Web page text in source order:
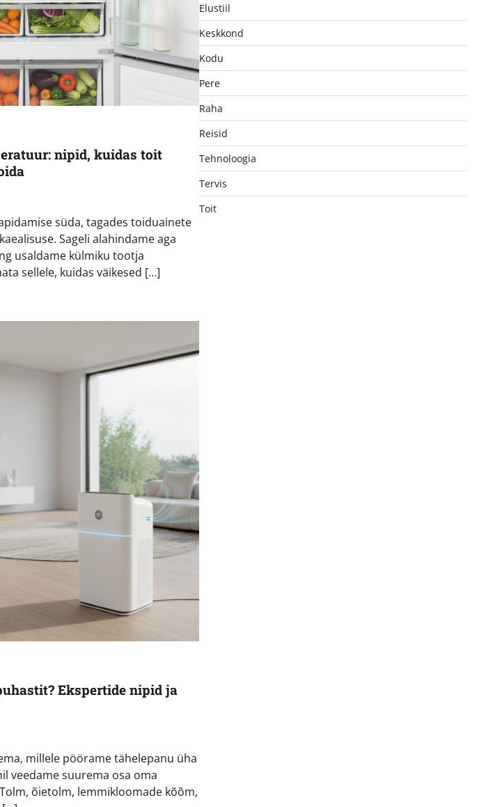
nipid, kuidas toit
süda, tagades toiduainete
Sageli alahindame aga
usaldame külmiku tootja
sellele, kuidas väikesed […]
Ekspertide nipid ja
millele pöörame tähelepanu üha
veedame suurema osa oma
õietolm, lemmikloomade kõõm,
Elustiil
Keskkond
Kodu
Pere
Raha
Reisid
Tehnoloogia
Tervis
Toit